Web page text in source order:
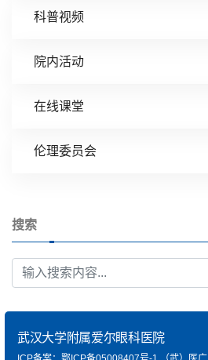
科普视频
院内活动
在线课堂
伦理委员会
搜索
武汉大学附属爱尔眼科医院